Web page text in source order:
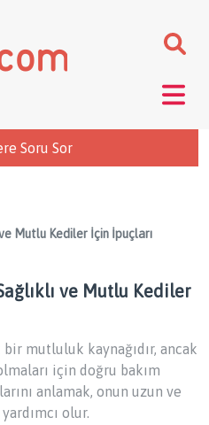
Soru Sor
ve Mutlu Kediler İçin İpuçları
ve Mutlu Kediler
mutluluk kaynağıdır, ancak
için doğru bakım
anlamak, onun uzun ve
olur.